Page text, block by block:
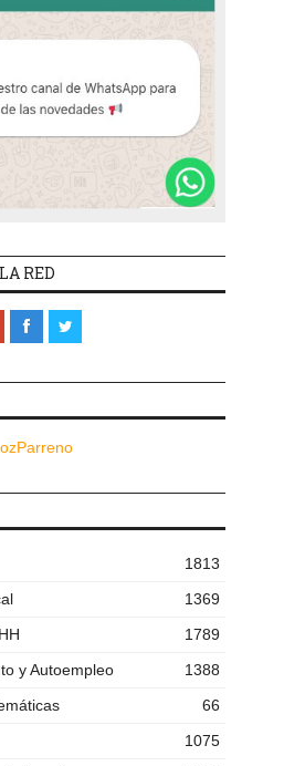
RED
1813
1369
1789
y Autoempleo
1388
66
1075